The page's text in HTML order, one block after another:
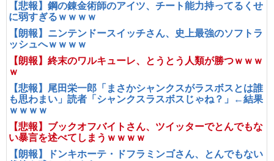
【悲報】鋼の錬金術師のアイツ、チート能力持ってるくせ
に弱すぎるｗｗｗｗ
【朗報】ニンテンドースイッチさん、史上最強のソフトラ
ッシュへｗｗｗｗ
【朗報】終末のワルキューレ、とうとう人類が勝つｗｗｗ
ｗ
【悲報】尾田栄一郎「まさかシャンクスがラスボスとは誰
も思わまい」読者「シャンクスラスボスじゃね？」←結果
ｗｗｗｗ
【悲報】ブックオフバイトさん、ツイッターでとんでもな
い暴言を述べてしまうｗｗｗｗ
【朗報】ドンキホーテ・ドフラミンゴさん、とんでもない